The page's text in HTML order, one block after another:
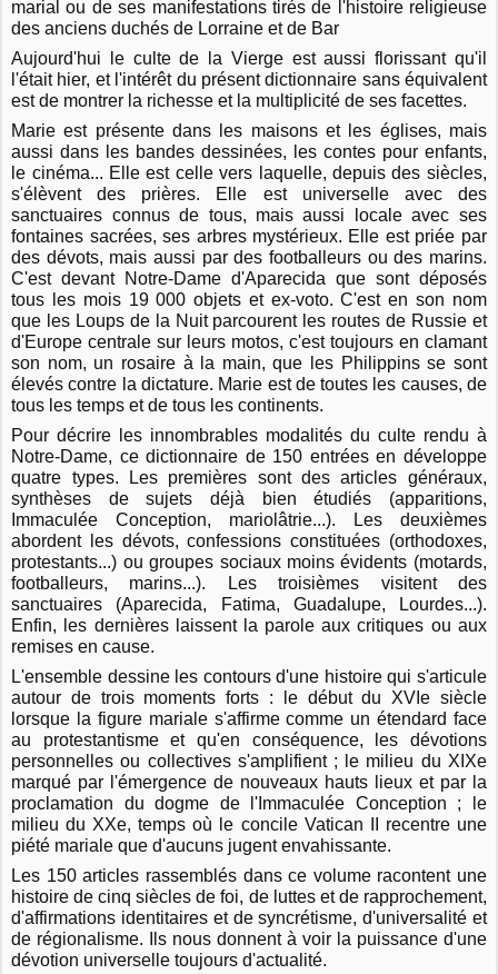
marial ou de ses manifestations tirés de l'histoire religieuse
des anciens duchés de Lorraine et de Bar
Aujourd'hui le culte de la Vierge est aussi florissant qu'il
l'était hier, et l'intérêt du présent dictionnaire sans équivalent
est de montrer la richesse et la multiplicité de ses facettes.
Marie est présente dans les maisons et les églises, mais
aussi dans les bandes dessinées, les contes pour enfants,
le cinéma... Elle est celle vers laquelle, depuis des siècles,
s'élèvent des prières. Elle est universelle avec des
sanctuaires connus de tous, mais aussi locale avec ses
fontaines sacrées, ses arbres mystérieux. Elle est priée par
des dévots, mais aussi par des footballeurs ou des marins.
C'est devant Notre-Dame d'Aparecida que sont déposés
tous les mois 19 000 objets et ex-voto. C'est en son nom
que les Loups de la Nuit parcourent les routes de Russie et
d'Europe centrale sur leurs motos, c'est toujours en clamant
son nom, un rosaire à la main, que les Philippins se sont
élevés contre la dictature. Marie est de toutes les causes, de
tous les temps et de tous les continents.
Pour décrire les innombrables modalités du culte rendu à
Notre-Dame, ce dictionnaire de 150 entrées en développe
quatre types. Les premières sont des articles généraux,
synthèses de sujets déjà bien étudiés (apparitions,
Immaculée Conception, mariolâtrie...). Les deuxièmes
abordent les dévots, confessions constituées (orthodoxes,
protestants...) ou groupes sociaux moins évidents (motards,
footballeurs, marins...). Les troisièmes visitent des
sanctuaires (Aparecida, Fatima, Guadalupe, Lourdes...).
Enfin, les dernières laissent la parole aux critiques ou aux
remises en cause.
L'ensemble dessine les contours d'une histoire qui s'articule
autour de trois moments forts : le début du XVIe siècle
lorsque la figure mariale s'affirme comme un étendard face
au protestantisme et qu'en conséquence, les dévotions
personnelles ou collectives s'amplifient ; le milieu du XIXe
marqué par l'émergence de nouveaux hauts lieux et par la
proclamation du dogme de l'Immaculée Conception ; le
milieu du XXe, temps où le concile Vatican II recentre une
piété mariale que d'aucuns jugent envahissante.
Les 150 articles rassemblés dans ce volume racontent une
histoire de cinq siècles de foi, de luttes et de rapprochement,
d'affirmations identitaires et de syncrétisme, d'universalité et
de régionalisme. Ils nous donnent à voir la puissance d'une
dévotion universelle toujours d'actualité.